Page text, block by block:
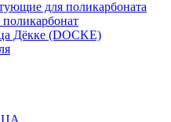
для поликарбоната
Дёкке (DOCKE)